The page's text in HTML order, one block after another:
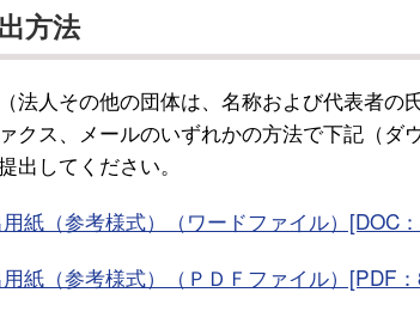
方法
法人その他の団体は、名称および代表者
クス、メールのいずれかの方法で下記（
に提出してください。
紙（参考様式）（ワードファイル）[DOC
紙（参考様式）（ＰＤＦファイル）[PDF